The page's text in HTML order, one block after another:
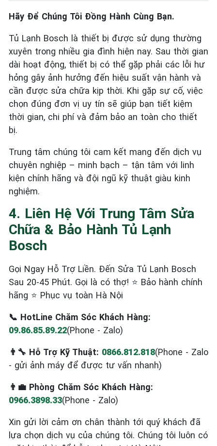
Hãy Để Chúng Tôi Đồng Hành Cùng Bạn.
Tủ Lạnh Bosch là thiết bị được sử dụng thường
xuyên trong nhiều gia đình hiện nay. Sau thời gian
dài hoạt động, thiết bị có thể gặp phải các lỗi hư
hỏng gây ảnh hưởng đến hiệu suất vận hành và
cần được sửa chữa kịp thời. Khi gặp sự cố, việc
chọn đúng đơn vị uy tín sẽ giúp bạn tiết kiệm
thời gian, chi phí và đảm bảo an toàn cho thiết
bị.
Trung tâm chúng tôi cam kết mang đến dịch vụ
chuyên nghiệp – minh bạch – tận tâm với linh
kiện chính hãng và đội ngũ kỹ thuật giàu kinh
nghiệm.
4. Liên Hệ Với Trung Tâm Sửa
Chữa & Bảo Hành Tủ Lạnh
Bosch
Gọi Ngay Hỗ Trợ Liền. Đến Sửa Tủ Lạnh Bosch
Sau 20-45 Phút. Gọi là có thợ! ⭐ Bảo hành chính
hãng ⭐ Phục vụ toàn Hà Nội
📞 HotLine Chăm Sóc Khách Hàng:
09.86.85.89.22(Phone - Zalo)
👨‍🔧 Hỗ Trợ Kỹ Thuật: 0866.812.818(Phone - Zalo
- gửi ảnh máy để được tư vấn nhanh)
👨‍💼 Phòng Chăm Sóc Khách Hàng:
0966.3898.33(Phone - Zalo)
Xin gửi lời cảm ơn chân thành tới quý khách đã
lựa chọn dịch vụ của chúng tôi. Chúng tôi luôn có